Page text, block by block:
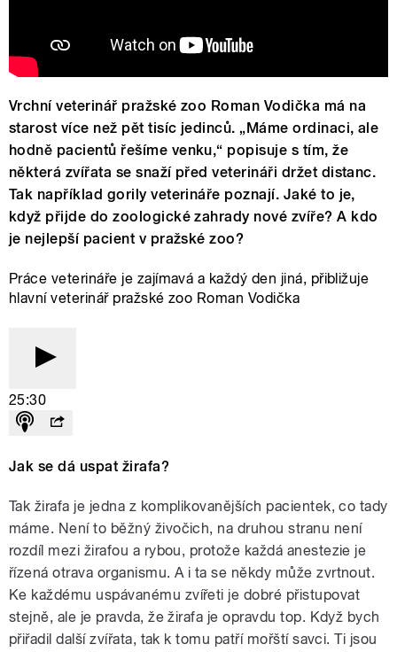
Vrchní veterinář pražské zoo Roman Vodička má na
starost více než pět tisíc jedinců. „Máme ordinaci, ale
hodně pacientů řešíme venku,“ popisuje s tím, že
některá zvířata se snaží před veterináři držet distanc.
Tak například gorily veterináře poznají. Jaké to je,
když přijde do zoologické zahrady nové zvíře? A kdo
je nejlepší pacient v pražské zoo?
Práce veterináře je zajímavá a každý den jiná, přibližuje
hlavní veterinář pražské zoo Roman Vodička
25:30
Jak se dá uspat žirafa?
Tak žirafa je jedna z komplikovanějších pacientek, co tady
máme. Není to běžný živočich, na druhou stranu není
rozdíl mezi žirafou a rybou, protože každá anestezie je
řízená otrava organismu. A i ta se někdy může zvrtnout.
Ke každému uspávanému zvířeti je dobré přistupovat
stejně, ale je pravda, že žirafa je opravdu top. Když bych
přiřadil další zvířata, tak k tomu patří mořští savci. Ti jsou